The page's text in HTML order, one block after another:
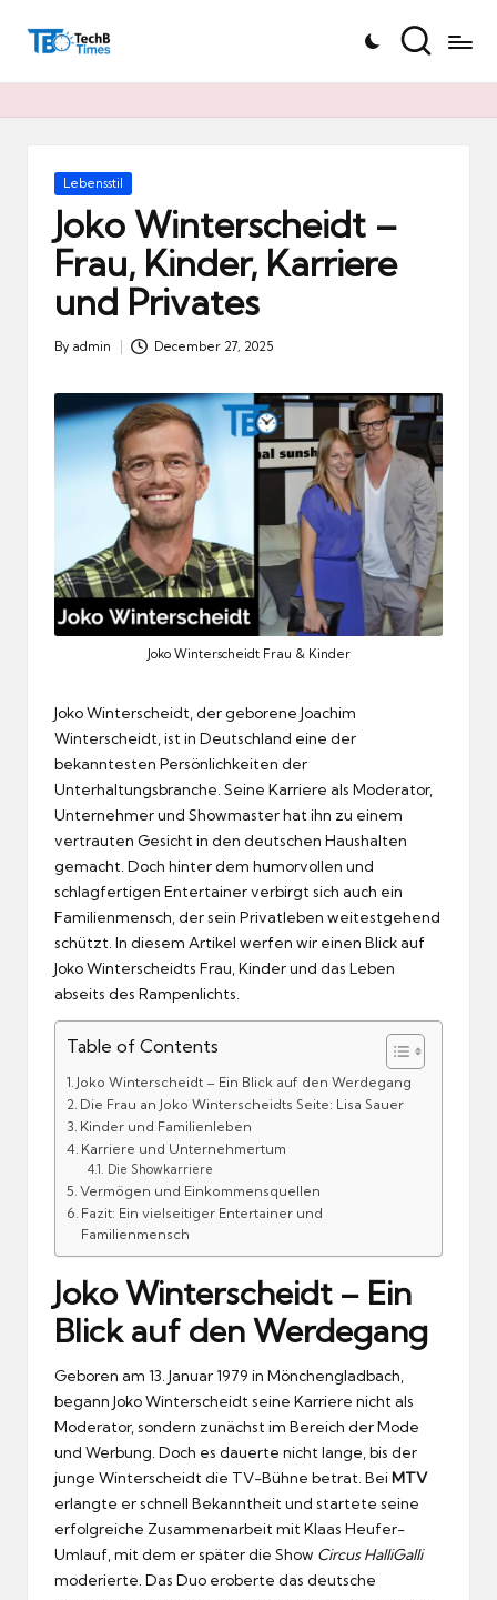
T
h
Posted
Lebensstil
Joko Winterscheidt –
Frau, Kinder, Karriere
und Privates
Posted
By admin December 27, 2025
Joko Winterscheidt Frau & Kinder
Joko Winterscheidt, der geborene Joachim
Winterscheidt, ist in Deutschland eine der
bekanntesten Persönlichkeiten der
Unterhaltungsbranche. Seine Karriere als Moderator,
Unternehmer und Showmaster hat ihn zu einem
vertrauten Gesicht in den deutschen Haushalten
gemacht. Doch hinter dem humorvollen und
schlagfertigen Entertainer verbirgt sich auch ein
Familienmensch, der sein Privatleben weitestgehend
schützt. In diesem Artikel werfen wir einen Blick auf
Joko Winterscheidts Frau, Kinder und das Leben
abseits des Rampenlichts.
Table of Contents
Joko Winterscheidt – Ein Blick auf den Werdegang
Die Frau an Joko Winterscheidts Seite: Lisa Sauer
Kinder und Familienleben
Karriere und Unternehmertum
Die Showkarriere
Vermögen und Einkommensquellen
Fazit: Ein vielseitiger Entertainer und
Familienmensch
Joko Winterscheidt – Ein
Blick auf den Werdegang
Geboren am 13. Januar 1979 in Mönchengladbach,
begann Joko Winterscheidt seine Karriere nicht als
Moderator, sondern zunächst im Bereich der Mode
und Werbung. Doch es dauerte nicht lange, bis der
junge Winterscheidt die TV-Bühne betrat. BeiMTV
erlangte er schnell Bekanntheit und startete seine
erfolgreiche Zusammenarbeit mit Klaas Heufer-
Umlauf, mit dem er später die Show Circus HalliGalli
moderierte. Das Duo eroberte das deutsche